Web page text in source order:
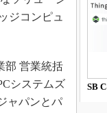
ジコンピュ
部 営業統括
システムズ
ャパンとパ
SB